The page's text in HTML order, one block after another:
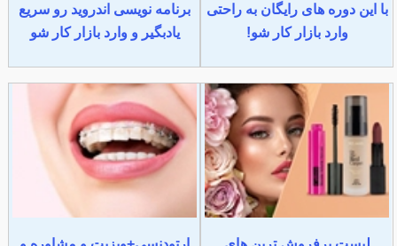
با این دوره های رایگان به راحتی
وارد بازار کار شو!
برنامه نویسی اندروید رو سریع
یادبگیر و وارد بازار کار شو